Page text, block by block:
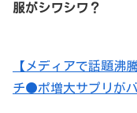
服がシワシワ？
【メディアで話題沸
チ●ポ増大サプリが